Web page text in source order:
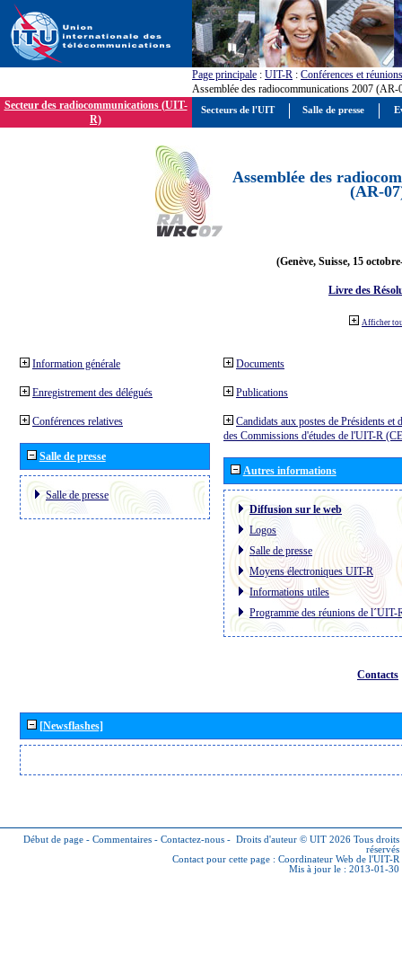
Page principale : UIT-R : Conférences et réunions
Assemblée des radiocommunications 2007 (AR-
Secteur des radiocommunications (UIT-
R)
Assemblée des
(AR-
(Genève, Suisse, 15
Livre des
Afficher
Information générale
Enregistrement des délégués
Conférences relatives
Salle de presse
Salle de presse
Documents
Publications
Candidats aux postes de Présidents et
des Commissions d'études de l'UIT-R
Autres informations
Diffusion sur le web
Logos
Salle de presse
Moyens électroniques UIT-R
Informations utiles
Programme des réunions de l´UIT-
Contacts
[Newsflashes]
Début de page - Commentaires - Contactez-nous - Droits d'auteur © UIT 2026 Tous droits
réservés
Contact pour cette page : Coordinateur Web de l'UIT-R
Mis à jour le : 2013-01-30
Secteurs de l'UIT Salle de presse